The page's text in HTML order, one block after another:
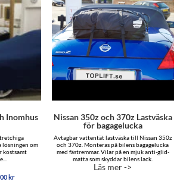
Inomhus
lösningen om
kostsamt
krPrisintervall:
Nissan 350z och 370z Lastväska
för bagagelucka
Avtagbar vattentät lastväska till Nissan 350z
och 370z. Monteras på bilens bagagelucka
med fästremmar. Vilar på en mjuk anti-glid-
matta som skyddar bilens lack.
Läs mer ->